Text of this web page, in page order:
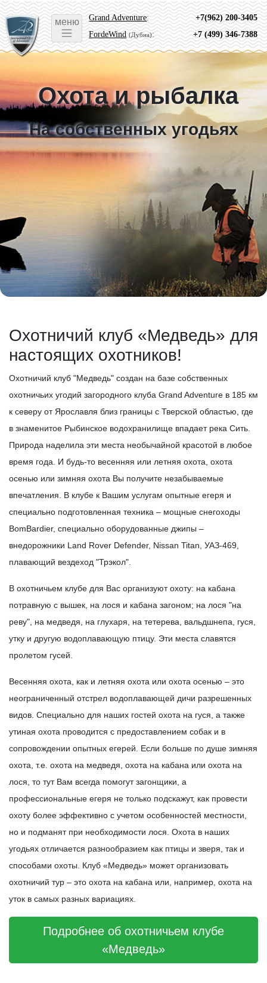
меню Grand Adventure:
+7(962) 200-3405
FordeWind (Дубна): +7 (499) 346-7388
Охота и рыбалка
На собственных угодьях
Охотничий клуб «Медведь» для
настоящих охотников!
Охотничий клуб "Медведь" создан на базе собственных
охотничьих угодий загородного клуба Grand Adventure в 185 км
к северу от Ярославля близ границы с Тверской областью, где
в знаменитое Рыбинское водохранилище впадает река Сить.
Природа наделила эти места необычайной красотой в любое
время года. И будь-то весенняя или летняя охота, охота
осенью или зимняя охота Вы получите незабываемые
впечатления. В клубе к Вашим услугам опытные егеря и
специально подготовленная техника – мощные снегоходы
BomBardier, специально оборудованные джипы –
внедорожники Land Rover Defender, Nissan Titan, УАЗ-469,
плавающий вездеход "Трэкол".
В охотничьем клубе для Вас организуют охоту: на кабана
потравную с вышек, на лося и кабана загоном; на лося "на
реву", на медведя, на глухаря, на тетерева, вальдшнепа, гуся,
утку и другую водоплавающую птицу. Эти места славятся
пролетом гусей.
Весенняя охота, как и летняя охота или охота осенью – это
неограниченный отстрел водоплавающей дичи разрешенных
видов. Специально для наших гостей охота на гуся, а также
утиная охота проводится с предоставлением собак и в
сопровождении опытных егерей. Если больше по душе зимняя
охота, т.е. охота на медведя, охота на кабана или охота на
лося, то тут Вам всегда помогут загонщики, а
профессиональные егеря не только подскажут, как провести
охоту более эффективно с учетом особенностей местности,
но и подманят при необходимости лося. Охота в наших
угодьях отличается разнообразием как птицы и зверя, так и
способами охоты. Клуб «Медведь» может организовать
охотничий тур – это охота на кабана или, например, охота на
уток в самых разных вариациях.
Подробнее об охотничьем клубе
«Медведь»